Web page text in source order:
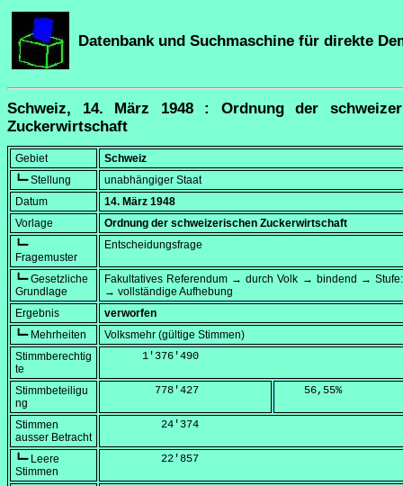
Datenbank und Suchmaschine für direkte
Schweiz, 14. März 1948 : Ordnung der
Zuckerwirtschaft
Gebiet
Schweiz
┗━ Stellung
unabhängiger Staat
Datum
14. März 1948
Vorlage
Ordnung der schweizerischen Zuckerwirtschaft
┗━
Fragemuster
Entscheidungsfrage
┗━ Gesetzliche
Grundlage
Fakultatives Referendum → durch Volk → bindend →
→ vollständige Aufhebung
Ergebnis
verworfen
┗━ Mehrheiten
Volksmehr (gültige Stimmen)
Stimmberechtig
te
      1'376'490
Stimmbeteiligu
ng
        778'427
    56,55
%
Stimmen
ausser Betracht
         24'374
┗━ Leere
Stimmen
         22'857